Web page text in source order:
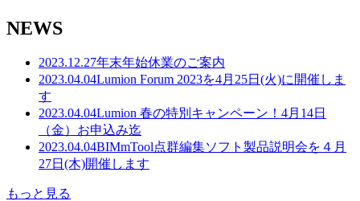
NEWS
2023.12.27年末年始休業のご案内
2023.04.04Lumion Forum 2023を4月25日(火)に開催しま
す
2023.04.04Lumion 春の特別キャンペーン！4月14日
（金）お申込み迄
2023.04.04BIMmTool点群編集ソフト製品説明会を４月
27日(木)開催します
もっと見る